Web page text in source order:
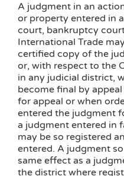
A judgment in an
or property entered in
court, bankruptcy
International Trade
certified copy of the
or, with respect to the
in any judicial district,
become final by
for appeal or when
entered the judgment
a judgment entered in
may be so registered
entered. A judgment
same effect as a
the district where